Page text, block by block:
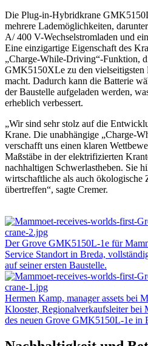
Die Plug-in-Hybridkrane
mehrere Lademöglichkeiten,
A/ 400 V-Wechselstromladen und
Eine einzigartige Eigenschaft des
„Charge-While-Driving“-Funktion,
GMK5150XLe zu den
macht. Dadurch kann die Batterie
der Baustelle aufgeladen werden,
erheblich verbessert.
„Wir sind sehr stolz auf die
Krane. Die unabhängige „Charge-
verschafft uns einen klaren
Maßstäbe in der elektrifizierten
nachhaltigen Schwerlastheben. Sie
wirtschaftliche als auch ökologische
übertreffen“, sagte Cremer.
Der Grove GMK5150L-1e für
Service Standort in Breda,
auf seiner ersten Baustelle.
Hermen Kamp, manager assets bei
Klooster, Regionalverkaufsleiter bei
des neuen Grove GMK5150L-1e in